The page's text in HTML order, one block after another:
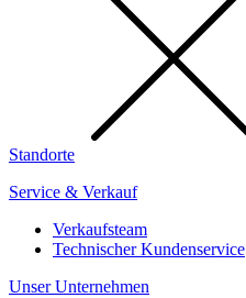
Standorte
Service & Verkauf
Verkaufsteam
Technischer Kundenservice
Unser Unternehmen